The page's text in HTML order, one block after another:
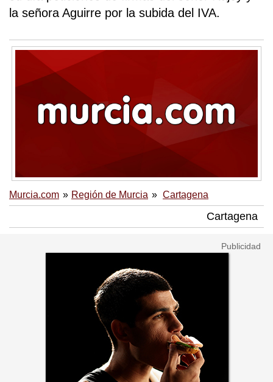
la señora Aguirre por la subida del IVA.
Murcia.com Región de Murcia Cartagena
Cartagena